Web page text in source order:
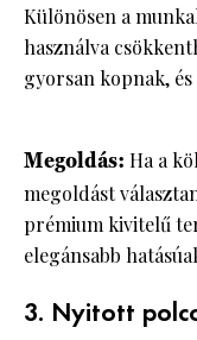
Különösen a
használva
gyorsan kopnak,
Megoldás: Ha a
megoldást
prémium kivitelű
elegánsabb
3. Nyitott